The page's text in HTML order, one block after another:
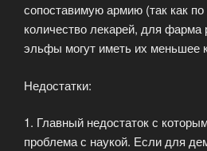
сопоставимую армию (так как по
количество лекарей, для фарма
эльфы могут иметь их меньшее
Недостатки:
1. Главный недостаток с
проблема с наукой. Если для